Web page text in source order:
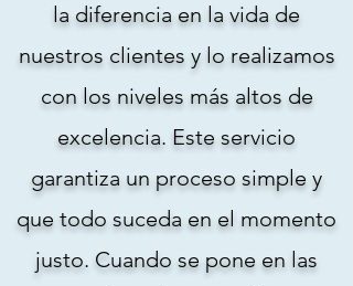
la diferencia en la vida de
nuestros clientes y lo realizamos
con los niveles más altos de
excelencia. Este servicio
garantiza un proceso simple y
que todo suceda en el momento
justo. Cuando se pone en las